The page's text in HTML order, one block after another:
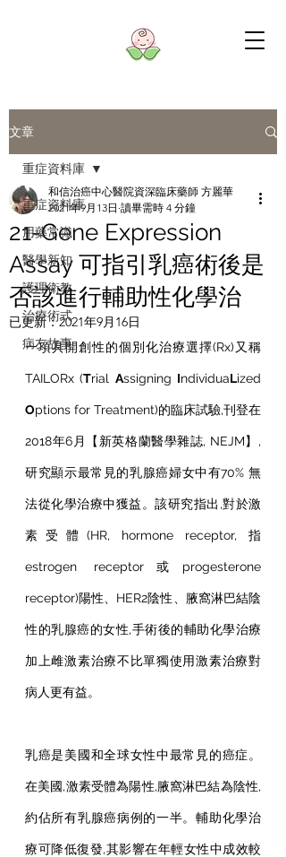
文章
重症資料庫
用藥常識
醫學新知
護理衛教
治療術式
病友故事
重症資料庫
21-Gene Expression
Assay 可指引乳癌術後是
否該進行輔助性化學治
和信治癌中心醫院資深臨床藥師 方麗華
2021年9月13日 讀畢需時 4 分鐘
已更新：2021年9月16日
一項具開創性的個別化治療選擇(Rx)又稱
TAILORx (Trial Assigning IndividuaL
Options for Treatment)的臨床試驗,刊登在
2018年6月【新英格蘭醫學雜誌, NEJM】,
研究顯示最常見的乳腺癌婦女中有70% 無
法從化學治療中獲益。該研究指出,對於激
素受體(HR, hormone receptor, 指
estrogen receptor或progesterone
receptor)陽性、HER2陰性、腋窩淋巴結陰
性的乳腺癌的女性,手術後的輔助化學治療
加上雌激素治療不比單獨使用激素治療對
病人更有益。
乳癌是美國和全球女性中最常見的癌症。
在美國,激素受體為陽性,腋窩淋巴結為陰性,
約佔所有乳腺癌病例的一半。輔助化學治
療可降低復發,其影響在年輕女性中成效較